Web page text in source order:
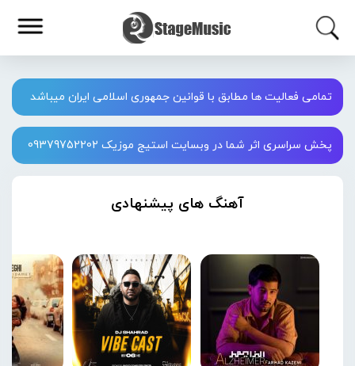
تمامی فعالیت ها مطابق با قوانین جمهوری اسلامی ایران میباشد
پخش سراسری اثر شما در وبسایت استیج موزیک 09379752202
آهنگ های پیشنهادی